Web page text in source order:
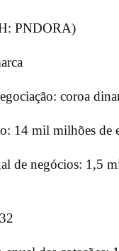
PNDORA)
coroa
14 mil milhões de
de negócios: 1,5